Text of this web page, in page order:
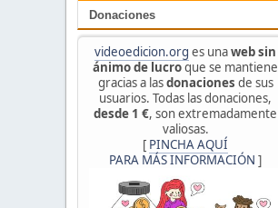
Donaciones
videoedicion.org es unaweb sin
ánimo de lucroque se mantiene
gracias a lasdonaciones de sus
usuarios. Todas las donaciones,
desde 1 €, son extremadamente
valiosas.
[ PINCHA AQUÍ
PARA MÁS INFORMACIÓN ]